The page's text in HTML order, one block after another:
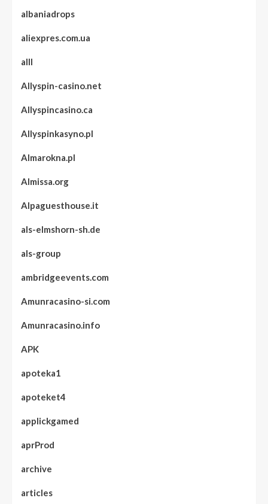
albaniadrops
aliexpres.com.ua
alll
Allyspin-casino.net
Allyspincasino.ca
Allyspinkasyno.pl
Almarokna.pl
Almissa.org
Alpaguesthouse.it
als-elmshorn-sh.de
als-group
ambridgeevents.com
Amunracasino-si.com
Amunracasino.info
APK
apoteka1
apoteket4
applickgamed
aprProd
archive
articles